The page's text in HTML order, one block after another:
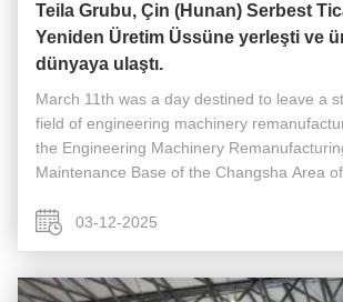
Teila Grubu, Çin (Hunan) Serbest
Yeniden Üretim Üssüne yerleşti ve
dünyaya ulaştı.
March 11th was a day destined to leave a
field of engineering machinery
the Engineering Machinery
Maintenance Base of the Changsha Area
Eyaleti Vali Yardımcısı ...
03-12-2025